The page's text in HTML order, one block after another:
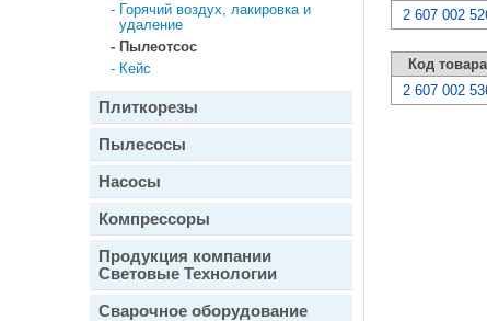
- Горячий воздух, лакировка и
удаление
- Пылеотсос
- Кейс
Плиткорезы
Пылесосы
Насосы
Компрессоры
Продукция компании
Световые Технологии
Сварочное оборудование
2 607 002
Код товара
2 607 002